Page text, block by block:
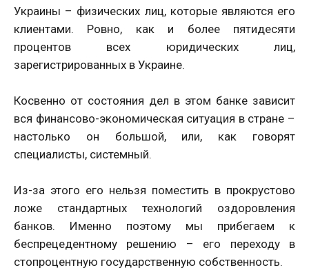
Украины – физических лиц, которые являются его
клиентами. Ровно, как и более пятидесяти
процентов всех юридических лиц,
зарегистрированных в Украине.
Косвенно от состояния дел в этом банке зависит
вся финансово-экономическая ситуация в стране –
настолько он большой, или, как говорят
специалисты, системный.
Из-за этого его нельзя поместить в прокрустово
ложе стандартных технологий оздоровления
банков. Именно поэтому мы прибегаем к
беспрецедентному решению – его переходу в
стопроцентную государственную собственность.